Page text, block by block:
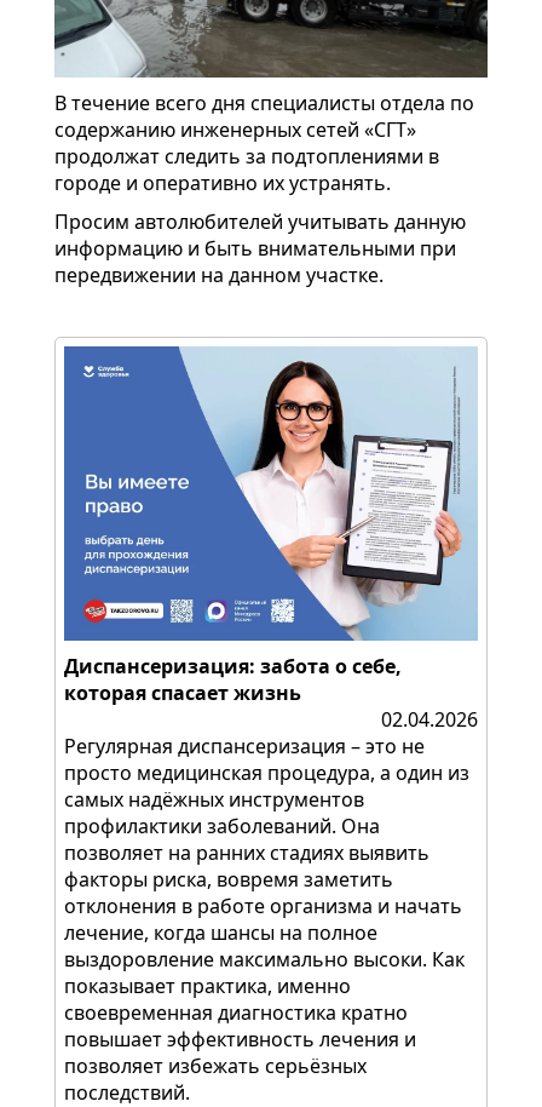
В течение всего дня специалисты отдела по
содержанию инженерных сетей «СГТ»
продолжат следить за подтоплениями в
городе и оперативно их устранять.
Просим автолюбителей учитывать данную
информацию и быть внимательными при
передвижении на данном участке.
Диспансеризация: забота о себе,
которая спасает жизнь
02.04.2026
Регулярная диспансеризация – это не
просто медицинская процедура, а один из
самых надёжных инструментов
профилактики заболеваний. Она
позволяет на ранних стадиях выявить
факторы риска, вовремя заметить
отклонения в работе организма и начать
лечение, когда шансы на полное
выздоровление максимально высоки. Как
показывает практика, именно
своевременная диагностика кратно
повышает эффективность лечения и
позволяет избежать серьёзных
последствий.